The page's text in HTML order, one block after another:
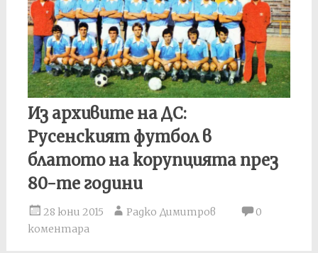
Из архивите на ДС:
Русенският футбол в
блатото на корупцията през
80-те години
28 юни 2015 Радко Димитров
0
коментара